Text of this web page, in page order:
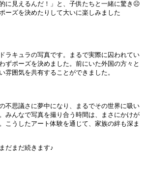
に見えるんだ！」と、子供たちと一緒に驚き☹
ーズを決めたりして大いに楽しみました
ラキュラの写真です。まるで実際に囚われてい
ずポーズを決めました。前にいた外国の方々と
雰囲気を共有することができました。
不思議さに夢中になり、まるでその世界に吸い
みんなで写真を撮り合う時間は、まさにかけが
こうしたアート体験を通じて、家族の絆も深ま
だまだ続きます♪